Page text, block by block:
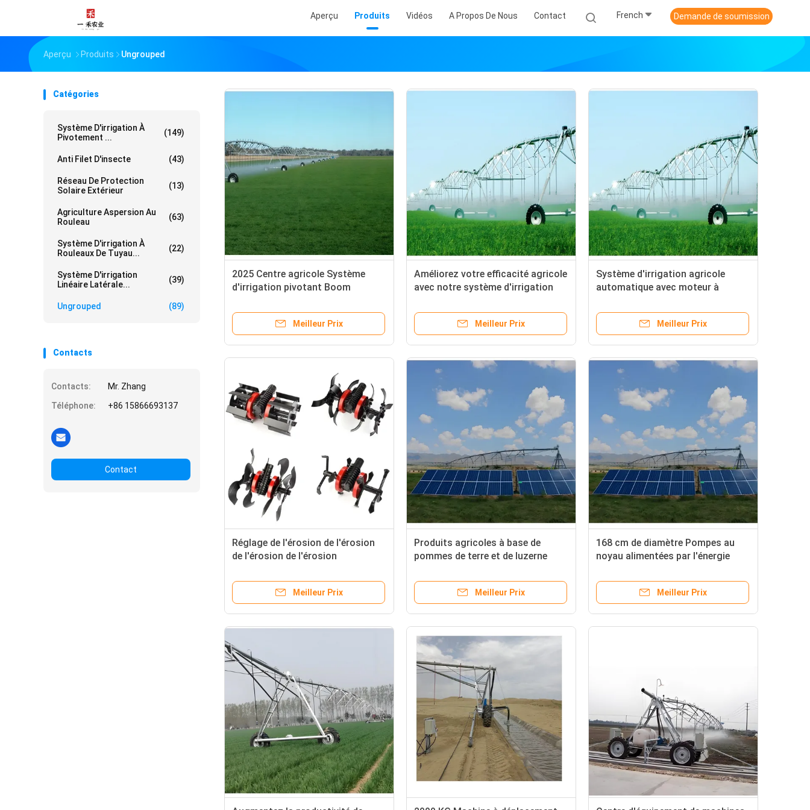
Aperçu Produits Vidéos A Propos De Nous Contact French Demande de soumission
Aperçu Produits Ungrouped
Catégories
Système D'irrigation À
Pivotement ...
(149)
Anti Filet D'insecte (43)
Réseau De Protection
Solaire Extérieur
(13)
Agriculture Aspersion Au
Rouleau
(63)
Système D'irrigation À
Rouleaux De Tuyau...
(22)
Système D'irrigation
Linéaire Latérale...
(39)
Ungrouped (89)
Contacts
Contacts:
Mr. Zhang
Téléphone:
+86 15866693137
Contact
2025 Centre agricole Système
d'irrigation pivotant Boom
moteur engrenage boîte de
vitesses Components de
Meilleur Prix
Améliorez votre efficacité agricole
avec notre système d'irrigation
Meilleur Prix
Système d'irrigation agricole
automatique avec moteur à
de vitesses numérique, centre de
roulement, pivot de déplacement
Meilleur Prix
Réglage de l'érosion de l'érosion
de l'érosion de l'érosion
Meilleur Prix
Produits agricoles à base de
pommes de terre et de luzerne
Énergie métallique Agriculture
SYSTÈME d'irrigation
Meilleur Prix
168 cm de diamètre Pompes au
noyau alimentées par l'énergie
d'irrigation pivot pour la ferme
agricole et la ferme de pommes de
Meilleur Prix